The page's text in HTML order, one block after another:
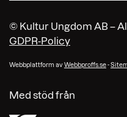
© Kultur Ungdom AB –
GDPR-Policy
Webbplattform avWebbproffs.se-
Med stöd från